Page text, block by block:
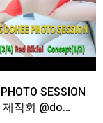
SESSION
제작회 @do…